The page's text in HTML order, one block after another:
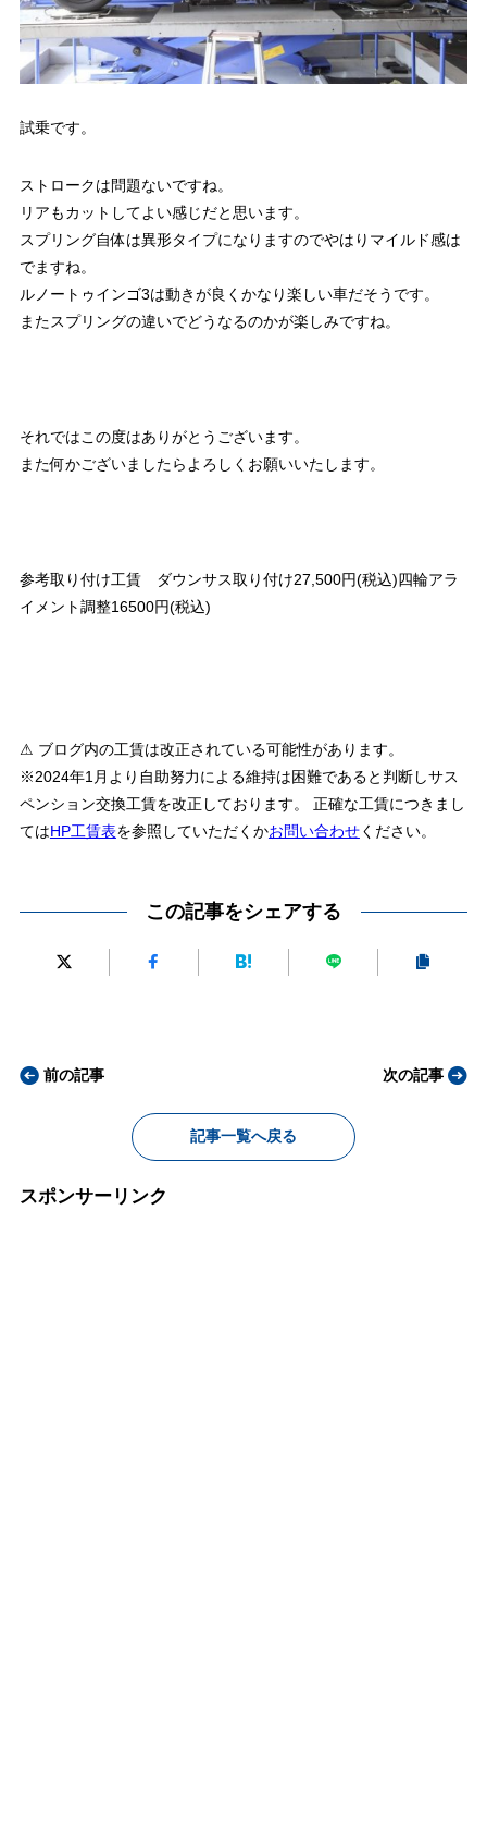
試乗です。
ストロークは問題ないですね。
リアもカットしてよい感じだと思います。
スプリング自体は異形タイプになりますのでやはりマイルド感は
でますね。
ルノートゥインゴ3は動きが良くかなり楽しい車だそうです。
またスプリングの違いでどうなるのかが楽しみですね。
それではこの度はありがとうございます。
また何かございましたらよろしくお願いいたします。
参考取り付け工賃 ダウンサス取り付け27,500円(税込)四輪アラ
イメント調整16500円(税込)
⚠ ブログ内の工賃は改正されている可能性があります。
※2024年1月より自助努力による維持は困難であると判断しサス
ペンション交換工賃を改正しております。 正確な工賃につきまし
てはHP工賃表を参照していただくかお問い合わせください。
この記事をシェアする
前の記事
記事一覧へ戻る
次の記事
スポンサーリンク